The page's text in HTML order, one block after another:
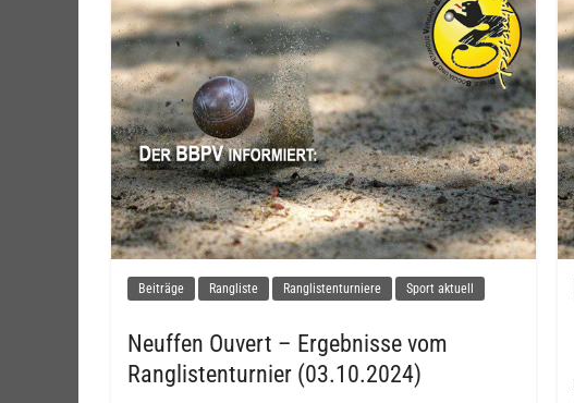
Beiträge Rangliste Ranglistenturniere Sport aktuell
Neuffen Ouvert – Ergebnisse vom
Ranglistenturnier (03.10.2024)